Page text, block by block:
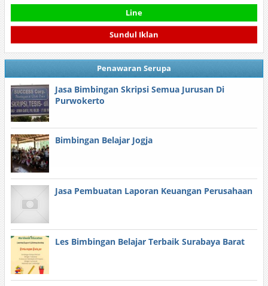
Line
Sundul Iklan
Penawaran Serupa
Jasa Bimbingan Skripsi Semua Jurusan Di
Purwokerto
Bimbingan Belajar Jogja
Jasa Pembuatan Laporan Keuangan Perusahaan
Les Bimbingan Belajar Terbaik Surabaya Barat